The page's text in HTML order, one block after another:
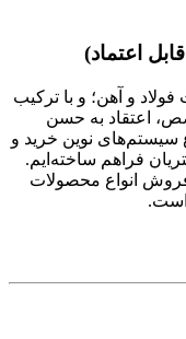
اعتماد)
در صنعت فولاد و آهن؛ و با ترکیب
اعتقاد به حسن
سیستم‌های نوین خرید و
فراهم ساخته‌ایم.
انواع محصولات
است.